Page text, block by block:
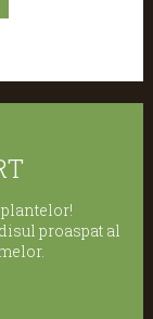
proaspat al